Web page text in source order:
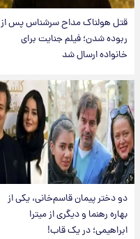
قتل هولناک مداح سرشناس پس از
ربوده شدن؛ فیلم جنایت برای
خانواده ارسال شد
دو دختر پیمان قاسم‌خانی، یکی از
بهاره رهنما و دیگری از میترا
ابراهیمی؛ در یک قاب!